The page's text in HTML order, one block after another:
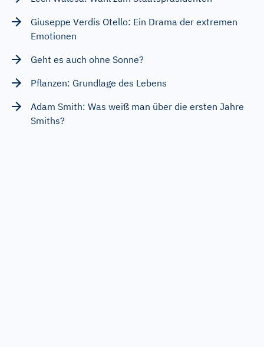
Giuseppe Verdis Otello: Ein Drama der extremen
Emotionen
Geht es auch ohne Sonne?
Pflanzen: Grundlage des Lebens
Adam Smith: Was weiß man über die ersten Jahre
Smiths?